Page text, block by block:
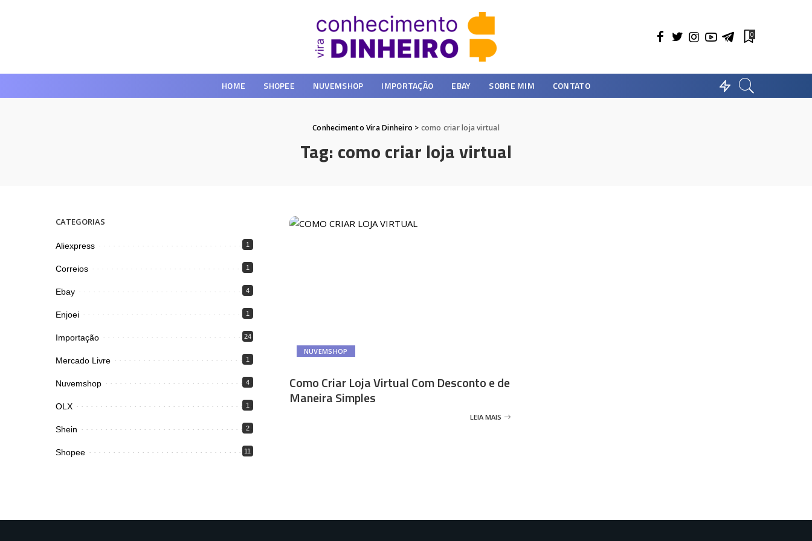
0
HOME SHOPEE NUVEMSHOP IMPORTAÇÃO EBAY SOBRE MIM CONTATO
Conhecimento Vira Dinheiro > como criar loja virtual
Tag: como criar loja virtual
NUVEMSHOP
Como Criar Loja Virtual Com Desconto e de
Maneira Simples
LEIA MAIS
CATEGORIAS
Aliexpress 1
Correios 1
Ebay 4
Enjoei 1
Importação 24
Mercado Livre 1
Nuvemshop 4
OLX 1
Shein 2
Shopee 11